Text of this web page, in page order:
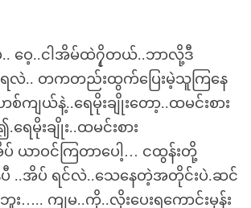
မ.. ဝေ့..ငါအိမ်ထဲ၇ှိတယ်..ဘာလို့ဒီ
လဲ.. တကတည်းထွက်ပြေးမဲ့သူကြနေ
ကျယ်နဲ့..ရေမိုးချိုးတော့..ထမင်းစား
ေမိုးချိုး..ထမင်းစား
ယာဝင်ကြတာပေါ့… ငထွန်းတို့
..အိပ် ရင်လဲ..သေနေတဲ့အတိုင်းပဲ.ဆင်
း….. ကျမ..ကို..လိုးပေးရကောင်းမှန်း